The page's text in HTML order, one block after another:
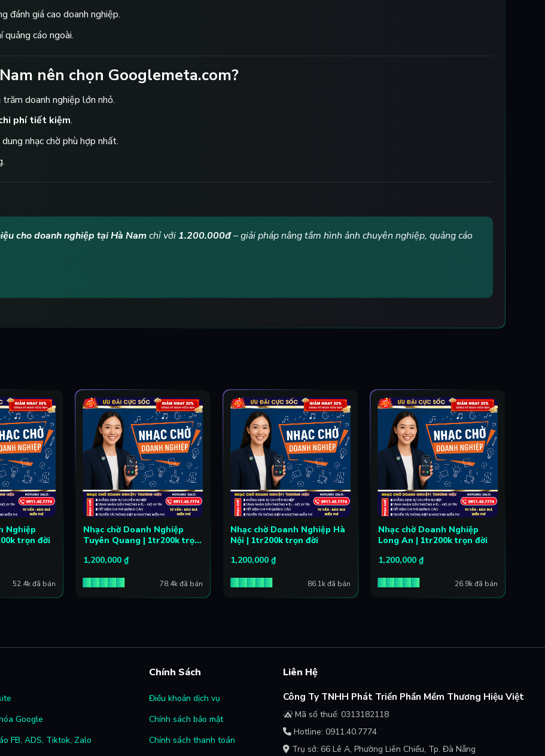
đánh giá cao doanh nghiệp.
quảng cáo ngoài.
nên chọn Googlemeta.com?
trăm doanh nghiệp lớn nhỏ.
phí tiết kiệm.
nhạc chờ phù hợp nhất.
cho doanh nghiệp tại Hà Namchỉ với 1.200.000đ– giải pháp nâng tầm hình ảnh chuyên nghiệp, quảng cáo
Nghiệp
trọn đời
52.4k đã bán
Nhạc chờ Doanh Nghiệp
Tuyên Quang | 1tr200k trọn
1,200,000 ₫
78.4k đã bán
Nhạc chờ Doanh Nghiệp Hà
Nội | 1tr200k trọn đời
1,200,000₫
86.1k đã bán
Nhạc chờ Doanh Nghiệp
Long An | 1tr200k trọn đời
1,200,000 ₫
26.9k đã bán
Google
FB, ADS, Tiktok, Zalo
Chính Sách
Điều khoản dịch vụ
Chính sách bảo mật
Chính sách thanh toán
Liên Hệ
Công Ty TNHH Phát Triển Phần Mềm Thương Hiệu Việt
Mã số thuế: 0313182118
Hotline: 0911.40.7774
Trụ sở: 66 Lê A, Phường Liên Chiểu, Tp. Đà Nẵng